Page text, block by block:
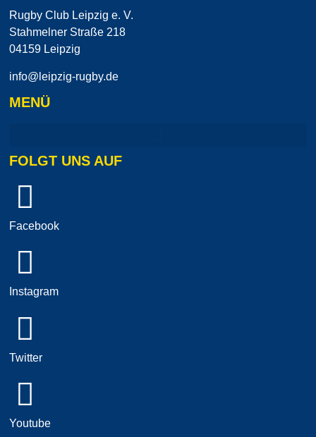
Rugby Club Leipzig e. V.
Stahmelner Straße 218
04159 Leipzig
info@leipzig-rugby.de
MENÜ
FOLGT UNS AUF
Facebook
Instagram
Twitter
Youtube